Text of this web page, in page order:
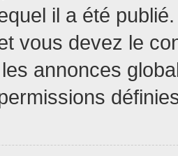
il a été
vous devez le
annonces